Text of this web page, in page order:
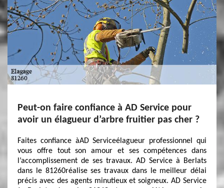
Peut-on faire confiance à AD Service pour
avoir un élagueur d’arbre fruitier pas cher ?
Faites confiance àAD Serviceélagueur professionnel qui
vous offre tout son amour et ses compétences dans
l’accomplissement de ses travaux. AD Service à Berlats
dans le 81260réalise ses travaux dans le meilleur délai
précis avec des agents minutieux et soigneux. AD Service